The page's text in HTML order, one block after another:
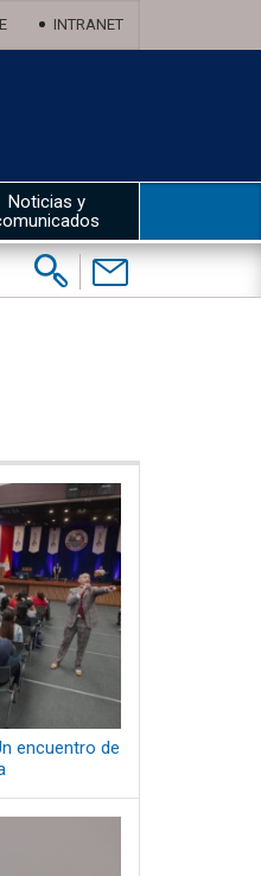
INTRANET
Noticias y
Buscar:
Contáctenos
encuentro de